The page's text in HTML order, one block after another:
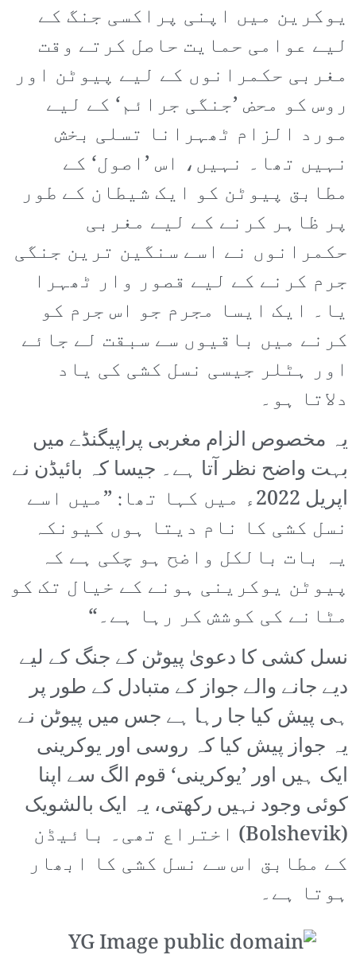
یوکرین میں اپنی پراکسی جنگ کے
لیے عوامی حمایت حاصل کرتے وقت
مغربی حکمرانوں کے لیے پیوٹن اور
روس کو محض ’جنگی جرائم‘ کے لیے
مورد الزام ٹھہرانا تسلی بخش
نہیں تھا۔ نہیں، اس ’اصول‘ کے
مطابق پیوٹن کو ایک شیطان کے طور
پر ظاہر کرنے کے لیے مغربی
حکمرانوں نے اسے سنگین ترین جنگی
جرم کرنے کے لیے قصور وار ٹھہرا
یا۔ ایک ایسا مجرم جو اس جرم کو
کرنے میں باقیوں سے سبقت لے جائے
اور ہٹلر جیسی نسل کشی کی یاد
دلاتا ہو۔
یہ مخصوص الزام مغربی پراپیگنڈے میں
بہت واضح نظر آتا ہے۔ جیسا کہ بائیڈن نے
اپریل 2022ء میں کہا تھا: ”میں اسے
نسل کشی کا نام دیتا ہوں کیونکہ
یہ بات بالکل واضح ہو چکی ہے کہ
پیوٹن یوکرینی ہونے کے خیال تک کو
مٹانے کی کوشش کر رہا ہے۔“
نسل کشی کا دعویٰ پیوٹن کے جنگ کے لیے
دیے جانے والے جواز کے متبادل کے طور پر
ہی پیش کیا جا رہا ہے جس میں پیوٹن نے
یہ جواز پیش کیا کہ روسی اور یوکرینی
ایک ہیں اور ’یوکرینی‘ قوم الگ سے اپنا
کوئی وجود نہیں رکھتی، یہ ایک بالشویک
(Bolshevik) اختراع تھی۔ بائیڈن
کے مطابق اس سے نسل کشی کا ابھار
ہوتا ہے۔